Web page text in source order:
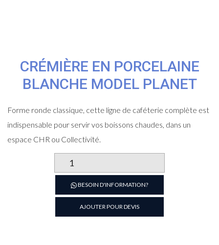
CRÉMIÈRE EN PORCELAINE
BLANCHE MODEL PLANET
Forme ronde classique, cette ligne de caféterie complète est
indispensable pour servir vos boissons chaudes, dans un
espace CHR ou Collectivité.
de
Crémière
en
porcelaine
blanche
BESOIN D'INFORMATION?
AJOUTER POUR DEVIS